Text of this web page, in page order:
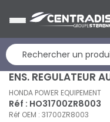
ENS. REGULATEUR
HONDA POWER EQUIPEMENT
Réf : HO31700ZR8003
Réf OEM : 31700ZR8003